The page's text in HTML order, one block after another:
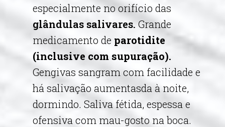
especialmente no orifício das
glândulas salivares.Grande
medicamento de parotidite
(inclusive com supuração).
Gengivas sangram com facilidade e
há salivação aumentasda à noite,
dormindo. Saliva fétida, espessa e
ofensiva com mau-gosto na boca.